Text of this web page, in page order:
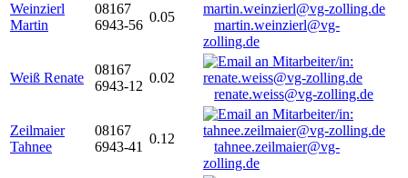
Weinzierl
Martin
08167
6943-56
0.05
martin.weinzierl@vg-
zolling.de
Weiß Renate
08167
6943-12
0.02
renate.weiss@vg-zolling.de
Zeilmaier
Tahnee
08167
6943-41
0.12
tahnee.zeilmaier@vg-
zolling.de